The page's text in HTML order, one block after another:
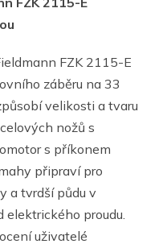
FZK 2115-E
záběru na 33
velikosti a tvaru
nožů s
s příkonem
připraví pro
a tvrdší půdu v
proudu.
uživatelé